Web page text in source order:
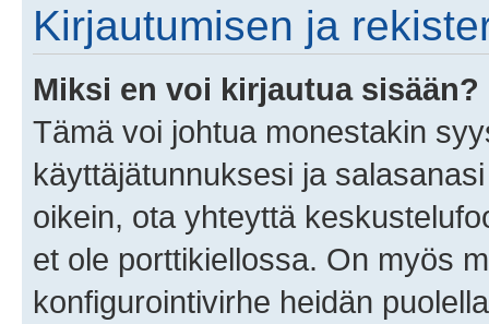
Kirjautumisen ja
Miksi en voi kirjautua sisään?
Tämä voi johtua monestakin
käyttäjätunnuksesi ja
oikein, ota yhteyttä
et ole porttikiellossa. On myös
konfigurointivirhe heidän